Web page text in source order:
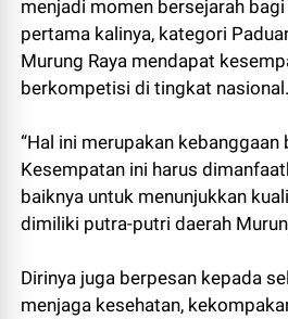
menjadi momen bersejarah bagi
pertama kalinya, kategori
Murung Raya mendapat
berkompetisi di tingkat nasional.
“Hal ini merupakan kebanggaan
Kesempatan ini harus
baiknya untuk menunjukkan
dimiliki putra-putri daerah
Dirinya juga berpesan kepada
menjaga kesehatan,